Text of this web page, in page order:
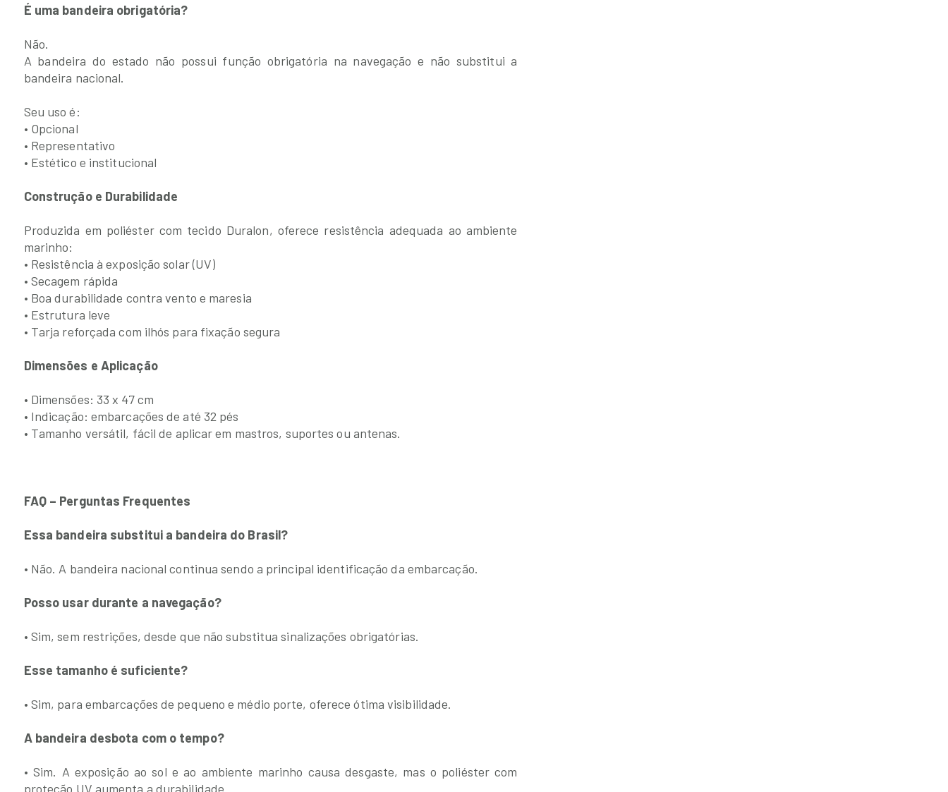
É uma bandeira obrigatória?
Não.
A bandeira do estado não possui função obrigatória na navegação e não substitui a
bandeira nacional.
Seu uso é:
• Opcional
• Representativo
• Estético e institucional
Construção e Durabilidade
Produzida em poliéster com tecido Duralon, oferece resistência adequada ao ambiente
marinho:
• Resistência à exposição solar (UV)
• Secagem rápida
• Boa durabilidade contra vento e maresia
• Estrutura leve
• Tarja reforçada com ilhós para fixação segura
Dimensões e Aplicação
• Dimensões: 33 x 47 cm
• Indicação: embarcações de até 32 pés
• Tamanho versátil, fácil de aplicar em mastros, suportes ou antenas.
FAQ – Perguntas Frequentes
Essa bandeira substitui a bandeira do Brasil?
• Não. A bandeira nacional continua sendo a principal identificação da embarcação.
Posso usar durante a navegação?
• Sim, sem restrições, desde que não substitua sinalizações obrigatórias.
Esse tamanho é suficiente?
• Sim, para embarcações de pequeno e médio porte, oferece ótima visibilidade.
A bandeira desbota com o tempo?
• Sim. A exposição ao sol e ao ambiente marinho causa desgaste, mas o poliéster com
proteção UV aumenta a durabilidade.